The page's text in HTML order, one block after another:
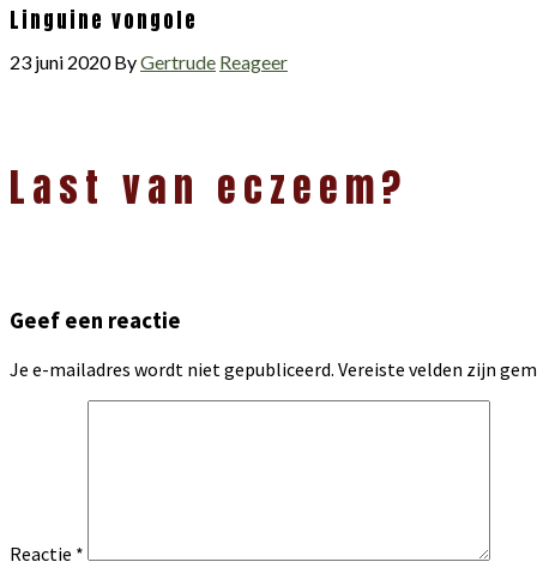
Linguine vongole
23 juni 2020ByGertrude Reageer
Interacties
Last van eczeem?
Geef een reactie
Je e-mailadres wordt niet gepubliceerd. Vereiste velden zijn
Reactie *